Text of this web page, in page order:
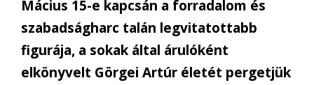
Mácius 15-e kapcsán a forradalom és
szabadságharc talán legvitatottabb
figurája, a sokak által árulóként
elkönyvelt Görgei Artúr életét pergetjük